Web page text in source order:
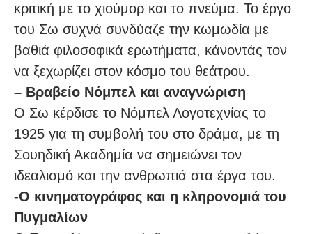
κριτική με το χιούμορ και το πνεύμα. Το έργο
του Σω συχνά συνδύαζε την κωμωδία με
βαθιά φιλοσοφικά ερωτήματα, κάνοντάς τον
να ξεχωρίζει στον κόσμο του θεάτρου.
– Βραβείο Νόμπελ και αναγνώριση
Ο Σω κέρδισε το Νόμπελ Λογοτεχνίας το
1925 για τη συμβολή του στο δράμα, με τη
Σουηδική Ακαδημία να σημειώνει τον
ιδεαλισμό και την ανθρωπιά στα έργα του.
-Ο κινηματογράφος και η κληρονομιά του
Πυγμαλίων